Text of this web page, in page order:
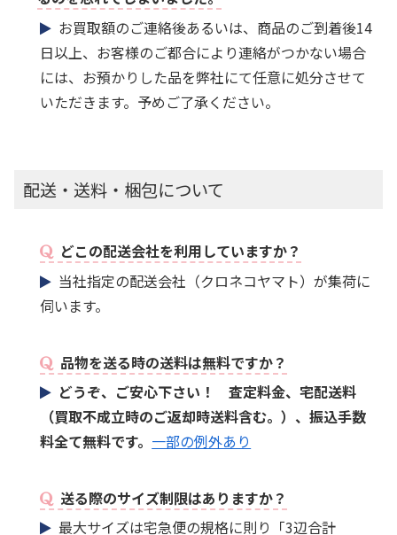
お買取額のご連絡後あるいは、商品のご到着後14
日以上、お客様のご都合により連絡がつかない場合
には、お預かりした品を弊社にて任意に処分させて
いただきます。予めご了承ください。
配送・送料・梱包について
どこの配送会社を利用していますか？
当社指定の配送会社（クロネコヤマト）が集荷に
伺います。
品物を送る時の送料は無料ですか？
どうぞ、ご安心下さい！ 査定料金、宅配送料
（買取不成立時のご返却時送料含む。）、振込手数
料全て無料です。 一部の例外あり
送る際のサイズ制限はありますか？
最大サイズは宅急便の規格に則り「3辺合計